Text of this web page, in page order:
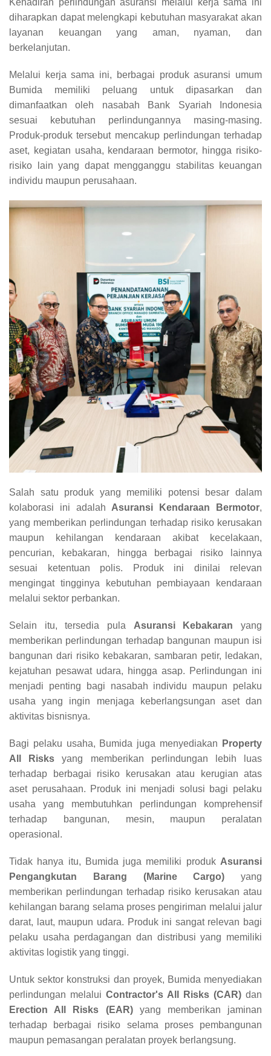
Kehadiran perlindungan asuransi melalui kerja sama ini
diharapkan dapat melengkapi kebutuhan masyarakat akan
layanan keuangan yang aman, nyaman, dan
berkelanjutan.
Melalui kerja sama ini, berbagai produk asuransi umum
Bumida memiliki peluang untuk dipasarkan dan
dimanfaatkan oleh nasabah Bank Syariah Indonesia
sesuai kebutuhan perlindungannya masing-masing.
Produk-produk tersebut mencakup perlindungan terhadap
aset, kegiatan usaha, kendaraan bermotor, hingga risiko-
risiko lain yang dapat mengganggu stabilitas keuangan
individu maupun perusahaan.
Salah satu produk yang memiliki potensi besar dalam
kolaborasi ini adalah Asuransi Kendaraan Bermotor,
yang memberikan perlindungan terhadap risiko kerusakan
maupun kehilangan kendaraan akibat kecelakaan,
pencurian, kebakaran, hingga berbagai risiko lainnya
sesuai ketentuan polis. Produk ini dinilai relevan
mengingat tingginya kebutuhan pembiayaan kendaraan
melalui sektor perbankan.
Selain itu, tersedia pula Asuransi Kebakaran yang
memberikan perlindungan terhadap bangunan maupun isi
bangunan dari risiko kebakaran, sambaran petir, ledakan,
kejatuhan pesawat udara, hingga asap. Perlindungan ini
menjadi penting bagi nasabah individu maupun pelaku
usaha yang ingin menjaga keberlangsungan aset dan
aktivitas bisnisnya.
Bagi pelaku usaha, Bumida juga menyediakan
Property
All Risks yang memberikan perlindungan lebih luas
terhadap berbagai risiko kerusakan atau kerugian atas
aset perusahaan. Produk ini menjadi solusi bagi pelaku
usaha yang membutuhkan perlindungan komprehensif
terhadap bangunan, mesin, maupun peralatan
operasional.
Tidak hanya itu, Bumida juga memiliki produk Asuransi
Pengangkutan Barang (Marine Cargo) yang
memberikan perlindungan terhadap risiko kerusakan atau
kehilangan barang selama proses pengiriman melalui jalur
darat, laut, maupun udara. Produk ini sangat relevan bagi
pelaku usaha perdagangan dan distribusi yang memiliki
aktivitas logistik yang tinggi.
Untuk sektor konstruksi dan proyek, Bumida menyediakan
perlindungan melalui Contractor's All Risks (CAR) dan
Erection All Risks (EAR)yang memberikan jaminan
terhadap berbagai risiko selama proses pembangunan
maupun pemasangan peralatan proyek berlangsung.